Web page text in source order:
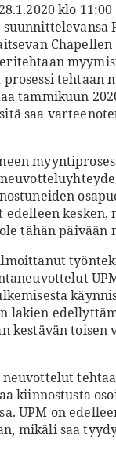
klo
suunnittelevansa
Chapellen
tehtaan
tammikuun
saa
kesken,
tähän päivään
lakien
kestävän toisen
neuvottelut
kiinnostusta
UPM on
mikäli saa